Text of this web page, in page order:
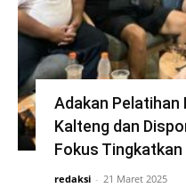
Adakan Pelatihan
Kalteng dan
Fokus Tingkatkan
redaksi - 21 Maret 2025